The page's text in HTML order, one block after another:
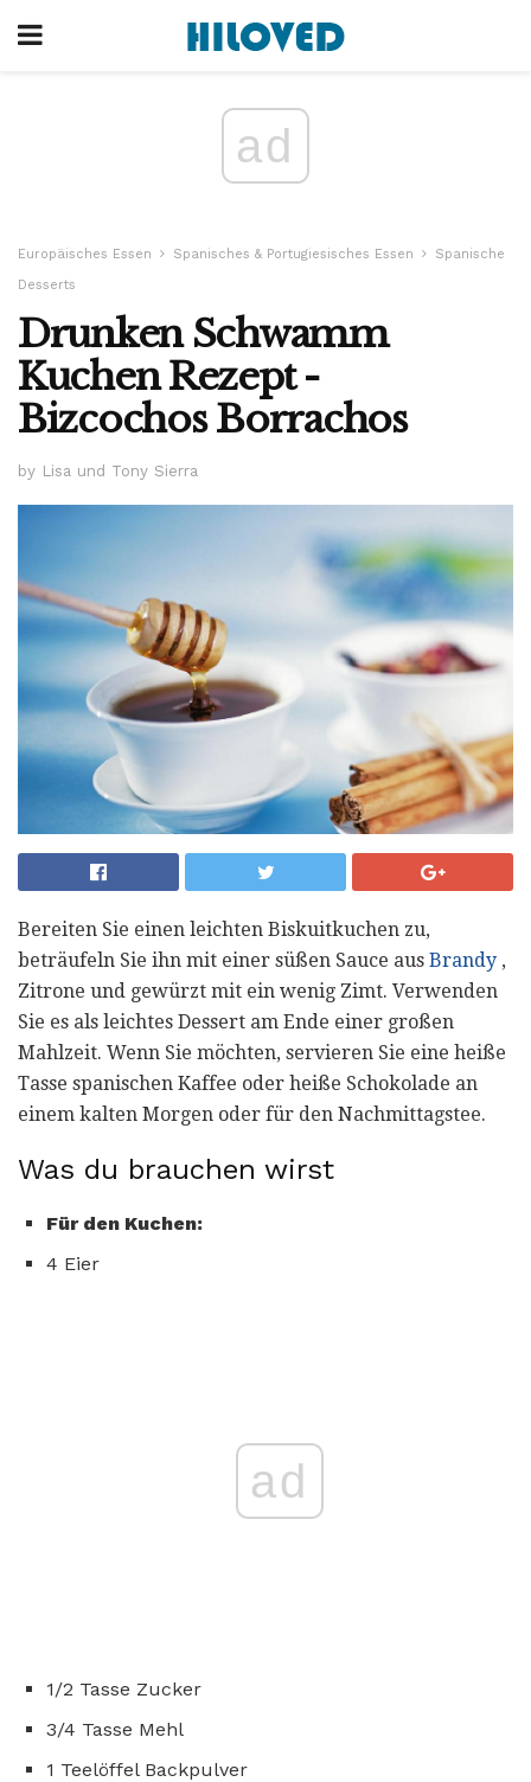
ad
Europäisches Essen Spanisches & Portugiesisches Essen
Spanische
Desserts
Drunken Schwamm
Kuchen Rezept -
Bizcochos Borrachos
by Lisa und Tony Sierra
Bereiten Sie einen leichten Biskuitkuchen zu,
beträufeln Sie ihn mit einer süßen Sauce aus Brandy ,
Zitrone und gewürzt mit ein wenig Zimt. Verwenden
Sie es als leichtes Dessert am Ende einer großen
Mahlzeit. Wenn Sie möchten, servieren Sie eine heiße
Tasse spanischen Kaffee oder heiße Schokolade an
einem kalten Morgen oder für den Nachmittagstee.
Was du brauchen wirst
Für den Kuchen:
4 Eier
ad
1/2 Tasse Zucker
3/4 Tasse Mehl
1 Teelöffel Backpulver